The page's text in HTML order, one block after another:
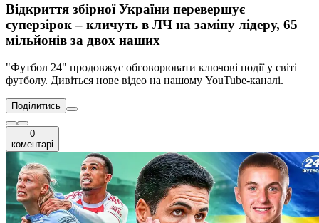
Відкриття збірної України перевершує
суперзірок – кличуть в ЛЧ на заміну лідеру, 65
мільйонів за двох наших
"Футбол 24" продовжує обговорювати ключові події у світі
футболу. Дивіться нове відео на нашому YouTube-каналі.
Поділитись
0
коментарі